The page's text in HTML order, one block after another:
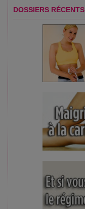
DOSSIERS RÉCENTS